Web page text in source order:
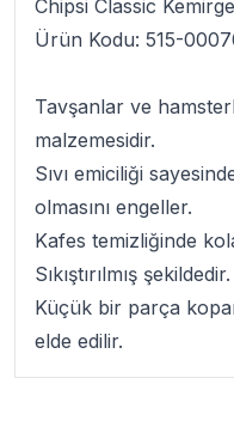
Chipsi Classic
Ürün Kodu: 515-
Tavşanlar ve
malzemesidir.
Sıvı emiciliği
olmasını engeller.
Kafes temizliğinde
Sıkıştırılmış şekildedir.
Küçük bir parça
elde edilir.